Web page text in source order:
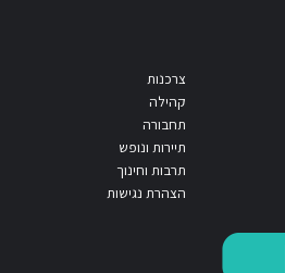
צרכנות
קהילה
תחבורה
תיירות ונופש
תרבות וחינוך
הצהרת נגישות